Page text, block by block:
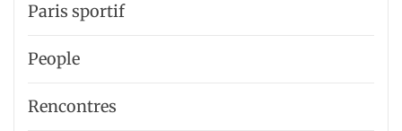
Paris sportif
People
Rencontres